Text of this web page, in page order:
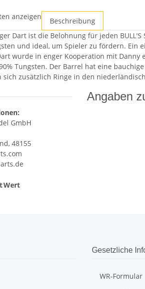
anzeigen
Beschreibung
Dart ist die Belohnung für jeden
und ideal, um Spieler zu fördern. Ein
wurde in enger Kooperation mit Danny
Tungsten. Der Barrel hat eine
sich zusätzlich Ringe in den
Angaben
GmbH
48155
Wert
Gesetzliche
WR-Formular